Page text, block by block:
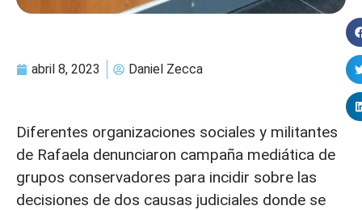
abril 8, 2023 Daniel Zecca
Diferentes organizaciones sociales y militantes
de Rafaela denunciaron campaña mediática de
grupos conservadores para incidir sobre las
decisiones de dos causas judiciales donde se